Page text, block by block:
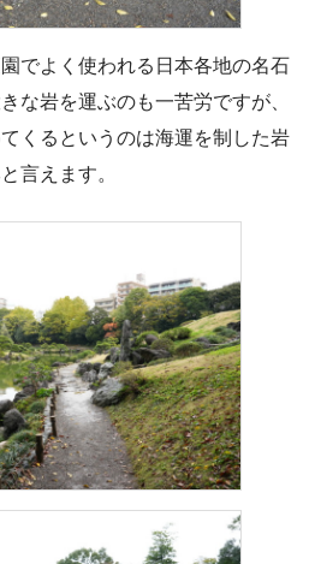
でよく使われる日本各地の名石
な岩を運ぶのも一苦労ですが、
くるというのは海運を制した岩
言えます。